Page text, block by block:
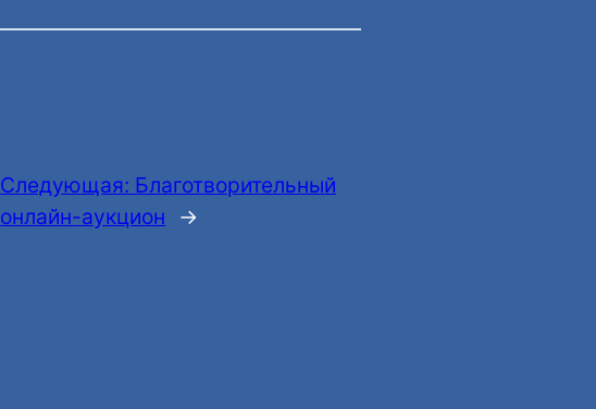
Следующая: Благотворительный
онлайн-аукцион
→